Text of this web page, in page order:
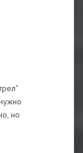
но